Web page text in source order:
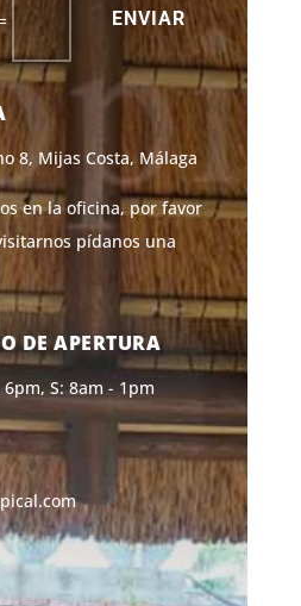
ENVIAR
8, Mijas Costa, Málaga
en la oficina, por favor
pídanos una
DE APERTURA
6pm, S: 8am - 1pm